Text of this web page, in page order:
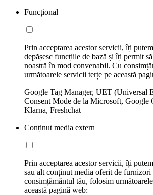
Funcțional
Prin acceptarea acestor servicii, îți
depășesc funcțiile de bază și îți permit
noastră în mod convenabil. Cu
următoarele servicii terțe pe această
Google Tag Manager, UET (Universal
Consent Mode de la Microsoft, Google
Klarna, Freshchat
Conținut media extern
Prin acceptarea acestor servicii, îți
sau alt conținut media oferit de furnizori
consimțământul tău, folosim
această pagină web: